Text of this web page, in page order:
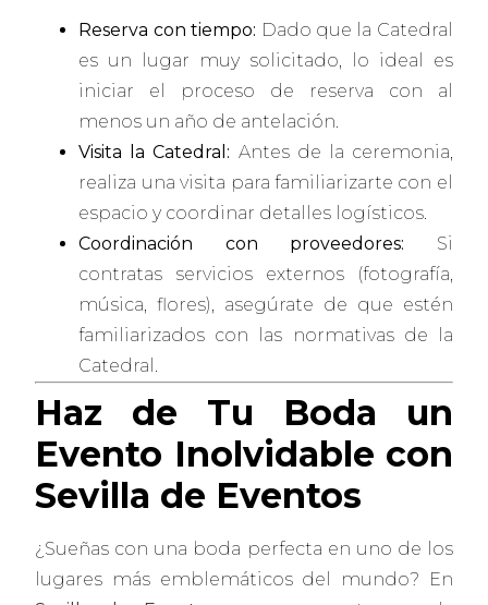
Reserva con tiempo: Dado que la Catedral
es un lugar muy solicitado, lo ideal es
iniciar el proceso de reserva con al
menos un año de antelación.
Visita la Catedral: Antes de la ceremonia,
realiza una visita para familiarizarte con el
espacio y coordinar detalles logísticos.
Coordinación con proveedores: Si
contratas servicios externos (fotografía,
música, flores), asegúrate de que estén
familiarizados con las normativas de la
Catedral.
Haz de Tu Boda un
Evento Inolvidable con
Sevilla de Eventos
¿Sueñas con una boda perfecta en uno de los
lugares más emblemáticos del mundo? En